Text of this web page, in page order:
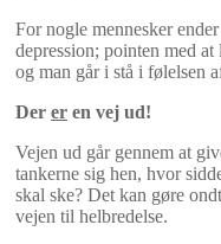
For nogle mennesker
depression; pointen med
og man går i stå i følelsen
Der er en vej ud!
Vejen ud går gennem at
tankerne sig hen, hvor
skal ske? Det kan gøre
vejen til helbredelse.